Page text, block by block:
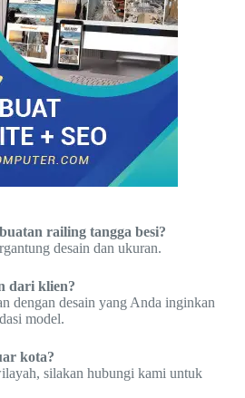
railing tangga besi?
desain dan ukuran.
dari klien?
dengan desain yang Anda inginkan
model.
kota?
silakan hubungi kami untuk